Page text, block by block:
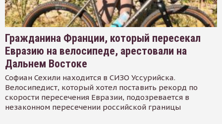
Гражданина Франции, который пересекал
Евразию на велосипеде, арестовали на
Дальнем Востоке
Софиан Сехили находится в СИЗО Уссурийска.
Велосипедист, который хотел поставить рекорд по
скорости пересечения Евразии, подозревается в
незаконном пересечении российской границы